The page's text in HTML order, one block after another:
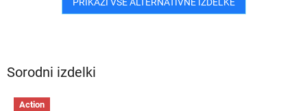
Sorodni izdelki
Action